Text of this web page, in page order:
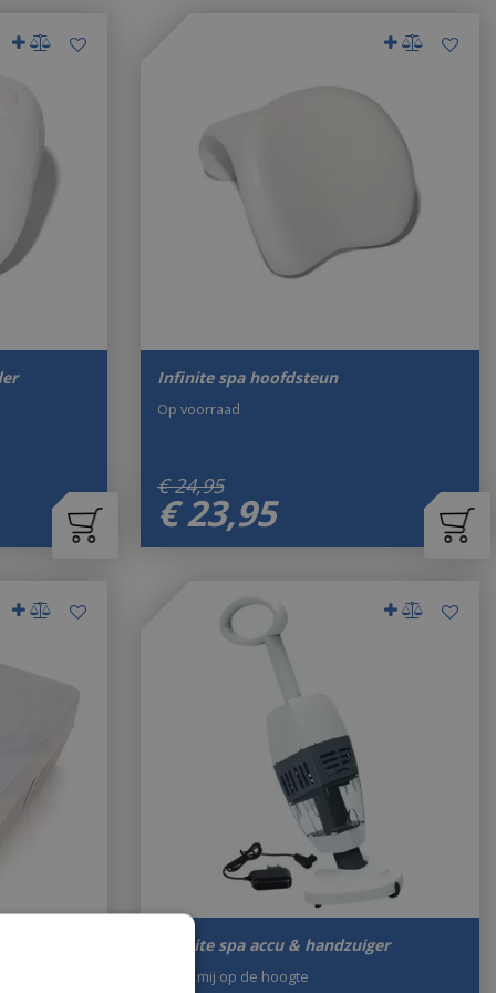
Infinite spa hoofdsteun
€ 24,95
€ 23,95
Op voorraad
Infinite spa accu & handzuiger
Houd mij op de hoogte